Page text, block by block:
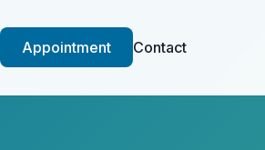
Appointment Contact